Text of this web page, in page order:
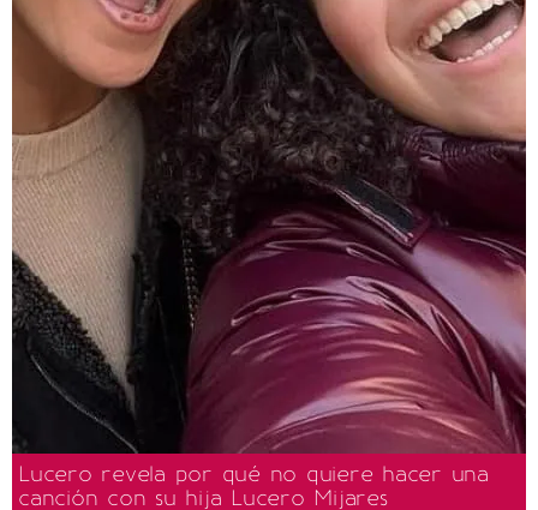
Lucero revela por qué no quiere hacer una
canción con su hija Lucero Mijares